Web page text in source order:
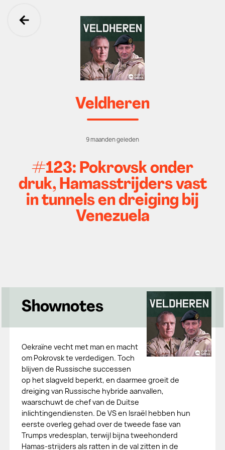
Ga terug
Veldheren
9 maanden geleden
#123: Pokrovsk onder
druk, Hamasstrijders vast
in tunnels en dreiging bij
Venezuela
Shownotes
Oekraïne vecht met man en macht
om Pokrovsk te verdedigen. Toch
blijven de Russische successen
op het slagveld beperkt, en daarmee groeit de
dreiging van Russische hybride aanvallen,
waarschuwt de chef van de Duitse
inlichtingendiensten. De VS en Israël hebben hun
eerste overleg gehad over de tweede fase van
Trumps vredesplan, terwijl bijna tweehonderd
Hamas-strijders als ratten in de val zitten in de